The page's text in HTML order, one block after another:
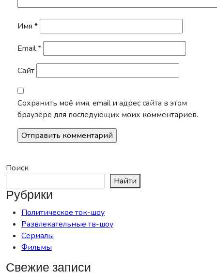
Имя *
Email*
Сайт
Сохранить моё имя, email и адрес сайта в этом
браузере для последующих моих комментариев.
Поиск
Найти
Рубрики
Политическое ток-шоу
Развлекательные тв-шоу
Сериалы
Фильмы
Свежие записи